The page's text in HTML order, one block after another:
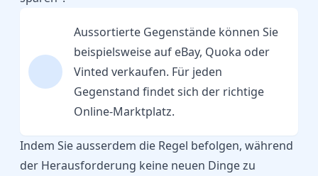
Aussortierte Gegenstände können Sie
beispielsweise auf eBay, Quoka oder
Vinted verkaufen. Für jeden
Gegenstand findet sich der richtige
Online-Marktplatz.
Indem Sie ausserdem die Regel befolgen, während
der Herausforderung keine neuen Dinge zu